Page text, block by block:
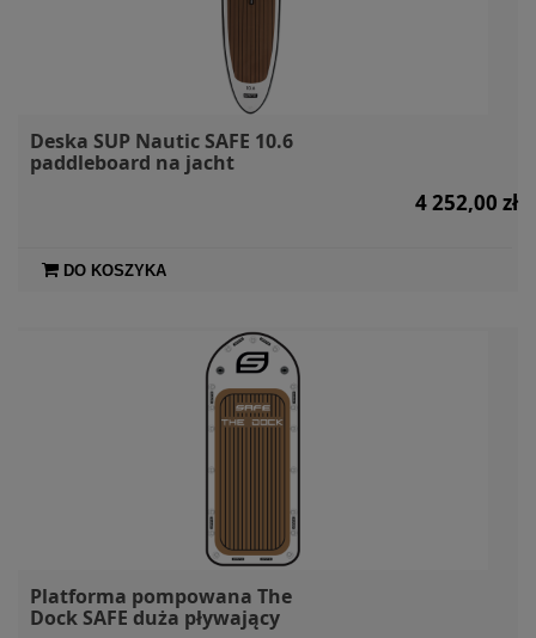
Deska SUP Nautic SAFE 10.6
paddleboard na jacht
4 252,00 zł
DO KOSZYKA
Platforma pompowana The
Dock SAFE duża pływający